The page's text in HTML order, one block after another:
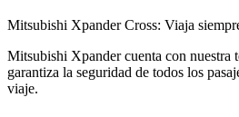
Mitsubishi Xpander Cross: Viaja
Mitsubishi Xpander cuenta con nuestra
garantiza la seguridad de todos los
viaje.